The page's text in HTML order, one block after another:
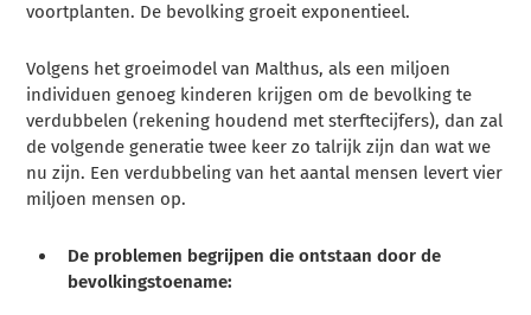
voortplanten. De bevolking groeit exponentieel.
Volgens het groeimodel van Malthus, als een miljoen
individuen genoeg kinderen krijgen om de bevolking te
verdubbelen (rekening houdend met sterftecijfers), dan zal
de volgende generatie twee keer zo talrijk zijn dan wat we
nu zijn. Een verdubbeling van het aantal mensen levert vier
miljoen mensen op.
De problemen begrijpen die ontstaan door de
bevolkingstoename: